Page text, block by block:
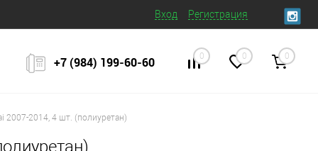
Вход Регистрация
+7 (984) 199‒60‒60 0 0 0
2007-2014, 4 шт. (полиуретан)